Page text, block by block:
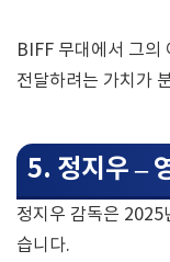
BIFF 무대에서 그의
전달하려는 가치가
5. 정지우 –
정지우 감독은 2025
습니다.